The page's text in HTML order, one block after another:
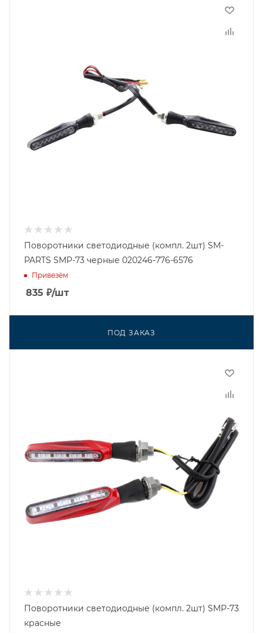
Поворотники светодиодные (компл. 2шт) SM-
PARTS SMP-73 черные 020246-776-6576
Привезём
835 ₽/шт
ПОД ЗАКАЗ
Поворотники светодиодные (компл. 2шт) SMP-73
красные